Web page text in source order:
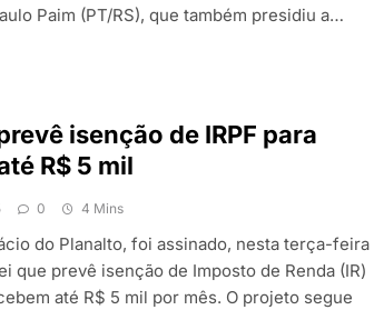
Paim (PT/RS), que também presidiu a…
isenção de IRPF para
R$ 5 mil
0 4 Mins
do Planalto, foi assinado, nesta terça-feira
que prevê isenção de Imposto de Renda (IR)
até R$ 5 mil por mês. O projeto segue